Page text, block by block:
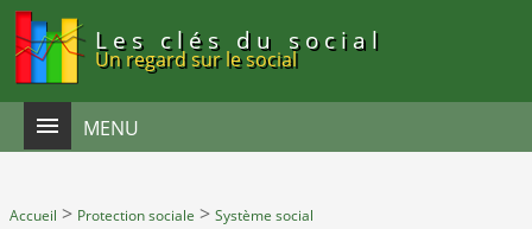
Les clés du social
Un regard sur le social
MENU
Accueil > Protection sociale > Système social
Panneau de gestion des cookies